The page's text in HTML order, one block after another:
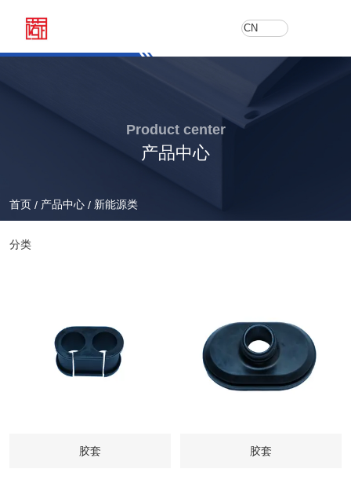
CN
Product center
产品中心
首页 / 产品中心 / 新能源类
分类
胶套 胶套